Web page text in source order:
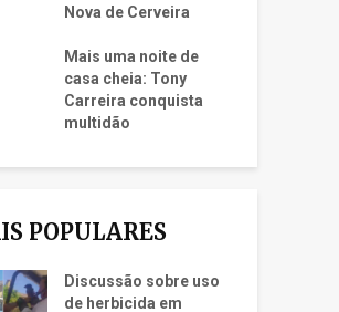
Nova de Cerveira
Mais uma noite de
casa cheia: Tony
Carreira conquista
multidão
POPULARES
Discussão sobre uso
de herbicida em